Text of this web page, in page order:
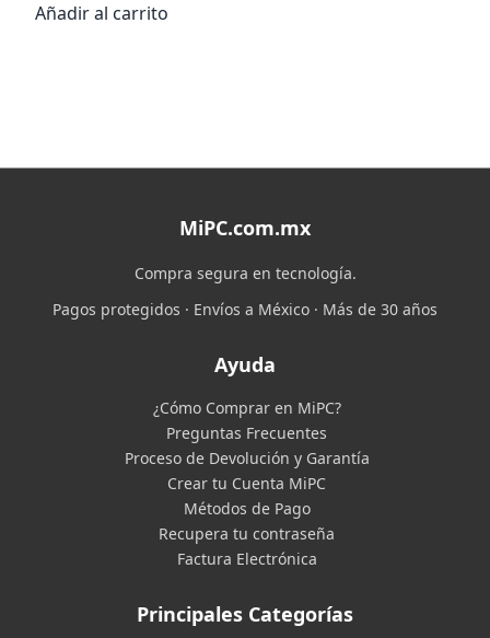
Añadir al carrito
MiPC.com.mx
Compra segura en tecnología.
Pagos protegidos · Envíos a México · Más de 30 años
Ayuda
¿Cómo Comprar en MiPC?
Preguntas Frecuentes
Proceso de Devolución y Garantía
Crear tu Cuenta MiPC
Métodos de Pago
Recupera tu contraseña
Factura Electrónica
Principales Categorías